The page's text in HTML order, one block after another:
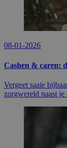
08-01-2026
Cashen & caren:
Vergeet saaie
zorgwereld naast